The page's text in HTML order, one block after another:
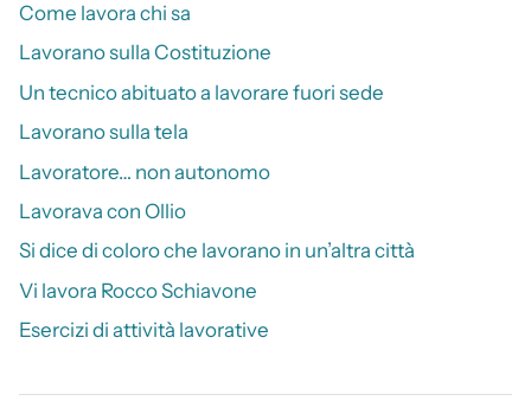
Come lavora chi sa
Lavorano sulla Costituzione
Un tecnico abituato a lavorare fuori sede
Lavorano sulla tela
Lavoratore… non autonomo
Lavorava con Ollio
Si dice di coloro che lavorano in un’altra città
Vi lavora Rocco Schiavone
Esercizi di attività lavorative